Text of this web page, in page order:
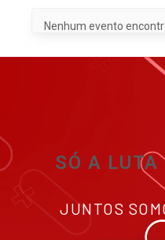
Nenhum evento
SÓ A LUTA
JUNTOS